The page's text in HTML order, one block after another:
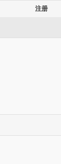
注册